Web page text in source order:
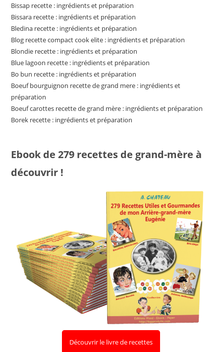
Bissap recette : ingrédients et préparation
Bissara recette : ingrédients et préparation
Bledina recette : ingrédients et préparation
Blog recette compact cook elite : ingrédients et préparation
Blondie recette : ingrédients et préparation
Blue lagoon recette : ingrédients et préparation
Bo bun recette : ingrédients et préparation
Boeuf bourguignon recette de grand mere : ingrédients et
préparation
Boeuf carottes recette de grand mère : ingrédients et préparation
Borek recette : ingrédients et préparation
Ebook de 279 recettes de grand-mère à
découvrir !
Découvrir le livre de recettes